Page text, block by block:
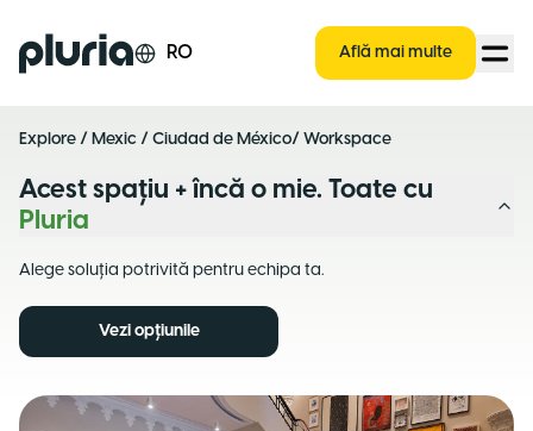
Logo Pluria RO Află mai multe
Explore / Mexic / Ciudad de México/ Workspace
Acest spațiu + încă o mie. Toate cu
Pluria
Alege soluția potrivită pentru echipa ta.
Vezi opțiunile